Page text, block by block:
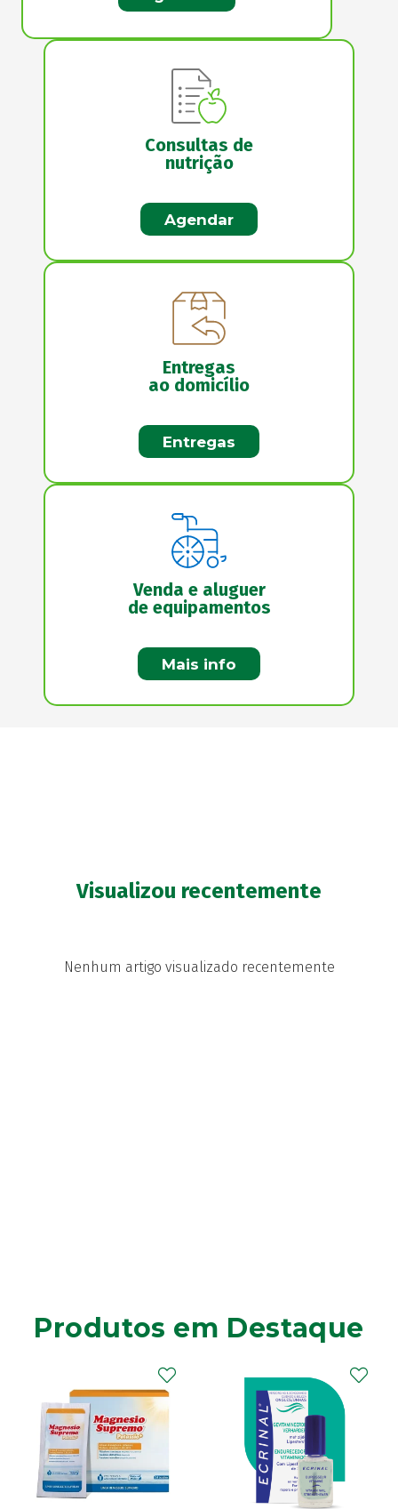
Consultas de
nutrição
Agendar
Entregas
ao domicílio
Entregas
Venda e aluguer
de equipamentos
Mais info
Visualizou recentemente
Nenhum artigo visualizado recentemente
Produtos em Destaque